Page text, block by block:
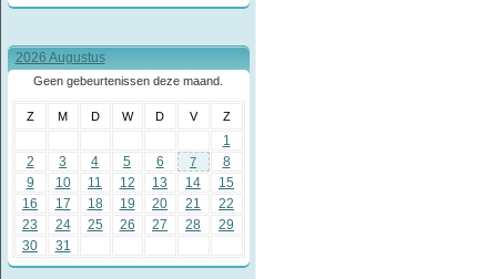
2026 Augustus
Geen gebeurtenissen deze maand.
Z M D W D V Z
1
2
3 4 5 6 7
8
9
10 11 12 13 14
15
16
17 18 19 20 21
22
23
24 25 26 27 28
29
30
31